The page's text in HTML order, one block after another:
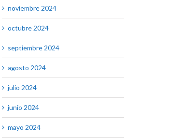
noviembre 2024
octubre 2024
septiembre 2024
agosto 2024
julio 2024
junio 2024
mayo 2024